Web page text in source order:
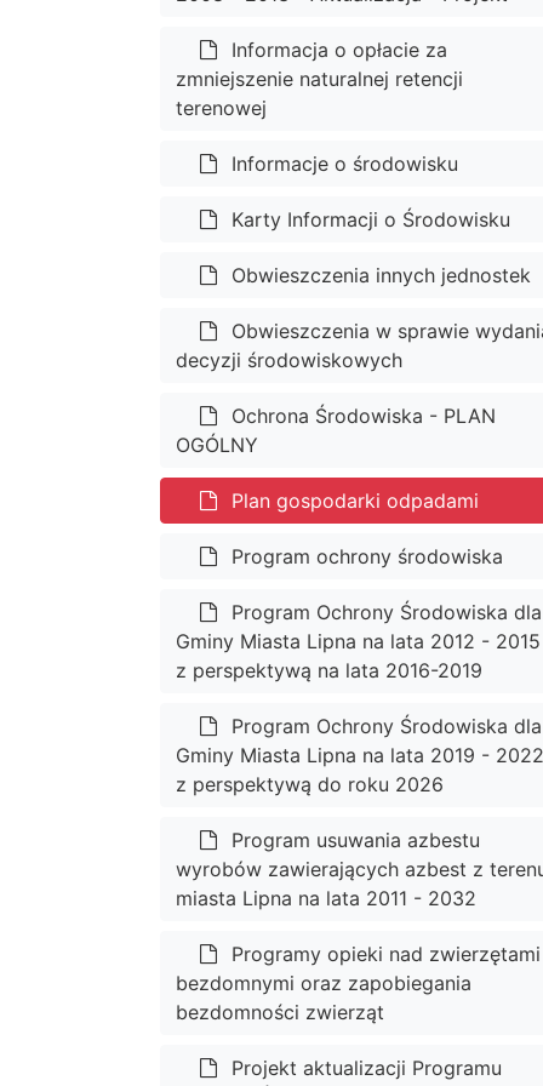
Informacja o opłacie za
zmniejszenie naturalnej retencji
terenowej
Informacje o środowisku
Karty Informacji o Środowisku
Obwieszczenia innych jednostek
Obwieszczenia w sprawie
decyzji środowiskowych
Ochrona Środowiska - PLAN
OGÓLNY
Plan gospodarki odpadami
Program ochrony środowiska
Program Ochrony Środowiska dla
Gminy Miasta Lipna na lata 2012 - 2015
z perspektywą na lata 2016-2019
Program Ochrony Środowiska dla
Gminy Miasta Lipna na lata 2019 - 2022
z perspektywą do roku 2026
Program usuwania azbestu
wyrobów zawierających azbest z
miasta Lipna na lata 2011 - 2032
Programy opieki nad zwierzętami
bezdomnymi oraz zapobiegania
bezdomności zwierząt
Projekt aktualizacji Programu